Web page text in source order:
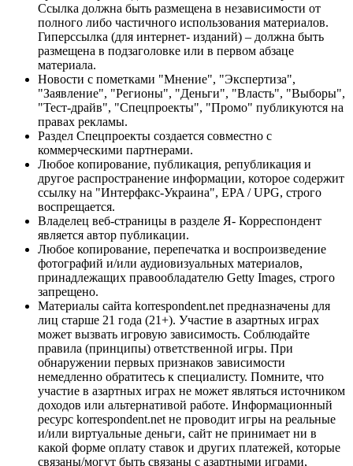
Ссылка должна быть размещена в независимости от
полного либо частичного использования материалов.
Гиперссылка (для интернет- изданий) – должна быть
размещена в подзаголовке или в первом абзаце
материала.
Новости с пометками "Мнение", "Экспертиза",
"Заявление", "Регионы", "Деньги", "Власть", "Выборы",
"Тест-драйв", "Спецпроекты", "Промо" публикуются на
правах рекламы.
Раздел Спецпроекты создается совместно с
коммерческими партнерами.
Любое копирование, публикация, републикация и
другое распространение информации, которое содержит
ссылку на "Интерфакс-Украина", EPA / UPG, строго
воспрещается.
Владелец веб-страницы в разделе Я- Корреспондент
является автор публикации.
Любое копирование, перепечатка и воспроизведение
фотографий и/или аудиовизуальных материалов,
принадлежащих правообладателю Getty Images, строго
запрещено.
Материалы сайта korrespondent.net предназначены для
лиц старше 21 года (21+). Участие в азартных играх
может вызвать игровую зависимость. Соблюдайте
правила (принципы) ответственной игры. При
обнаружении первых признаков зависимости
немедленно обратитесь к специалисту. Помните, что
участие в азартных играх не может являться источником
доходов или альтернативой работе. Информационный
ресурс korrespondent.net не проводит игры на реальные
и/или виртуальные деньги, сайт не принимает ни в
какой форме оплату ставок и других платежей, которые
связаны/могут быть связаны с азартными играми,